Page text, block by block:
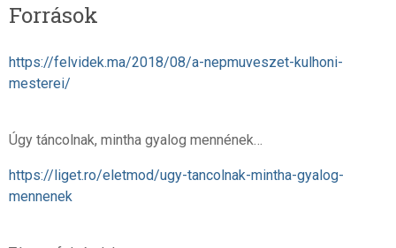
Források
https://felvidek.ma/2018/08/a-nepmuveszet-kulhoni-
mesterei/
Úgy táncolnak, mintha gyalog mennének…
https://liget.ro/eletmod/ugy-tancolnak-mintha-gyalog-
mennenek